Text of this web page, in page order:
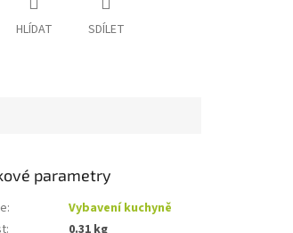
HLÍDAT SDÍLET
parametry
:
Vybavení kuchyně
:
0.31 kg